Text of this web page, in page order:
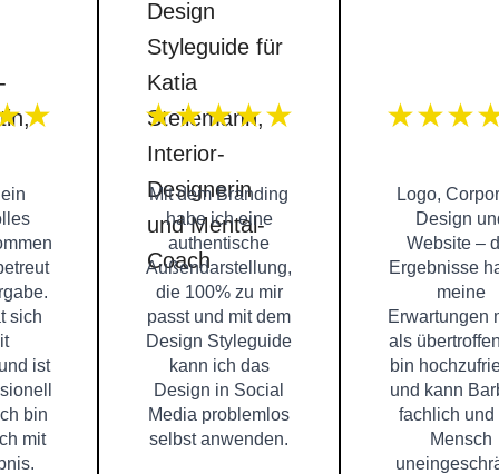
sich
ist
bin
mit
★★★★★
Mit dem Branding
habe ich eine
authentische
Außendarstellung,
die 100% zu mir
passt und mit dem
Design Styleguide
kann ich das
Design in Social
Media problemlos
selbst anwenden.
Logo,
Design
Website –
Ergebnisse
meine
Erwartungen
als
bin
und kann
fachlich und
Mensch